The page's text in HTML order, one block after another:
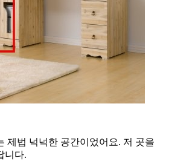
제법 넉넉한 공간이었어요. 저 곳을
니다.